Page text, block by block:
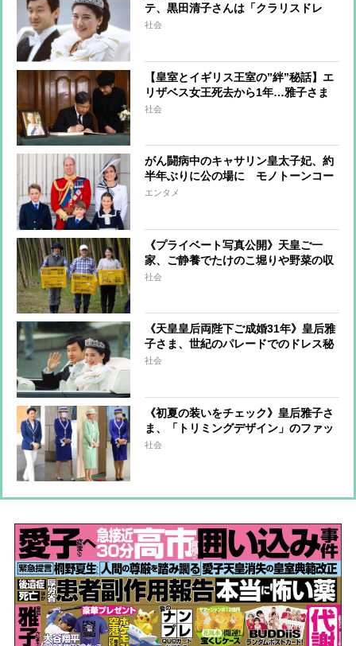
テ、黒田清子さんは「クラリスドレ
ス」と話題に 女性皇族の華麗な
社会
【皇室とイギリス王室の”絆”秘話】エ
リザベス女王死去から1年…雅子さま
へ女王からのやさしさ溢れる手紙、天
社会
がん闘病中のキャサリン皇太子妃、約
半年ぶりに公の場に モノトーンコー
デファッションにみる”家族の絆”
エンタメ
《プライベート写真公開》天皇ご一
家、ご静養でたけのこ堀りや野菜の収
穫を楽しまれリラックスされた表情
社会
《天皇皇后両陛下ご成婚31年》皇后雅
子さま、世紀のパレードでのドレス秘
話 森英恵さんが明かしていた仮縫い
社会
《初夏の装いをチェック》皇后雅子さ
ま、「トリミングデザイン」のファッ
ションから”涼しげ見え”のコツを探る
社会